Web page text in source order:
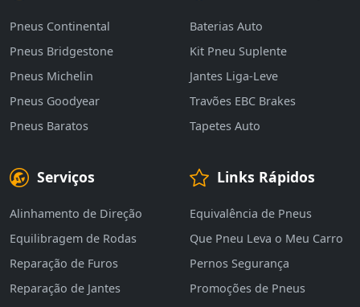
Pneus Continental
Pneus Bridgestone
Pneus Michelin
Pneus Goodyear
Pneus Baratos
Baterias Auto
Kit Pneu Suplente
Jantes Liga-Leve
Travões EBC Brakes
Tapetes Auto
Serviços
Alinhamento de Direção
Equilibragem de Rodas
Reparação de Furos
Reparação de Jantes
Links Rápidos
Equivalência de Pneus
Que Pneu Leva o Meu Carro
Pernos Segurança
Promoções de Pneus